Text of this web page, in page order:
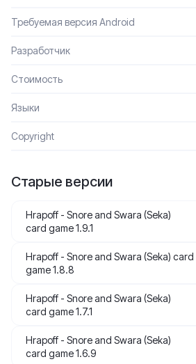
Требуемая версия Android
Разработчик
Стоимость
Языки
Сopyright
Старые версии
Hrapoff - Snore and Swara (Seka)
card game 1.9.1
Hrapoff - Snore and Swara (Seka) card
game 1.8.8
Hrapoff - Snore and Swara (Seka)
card game 1.7.1
Hrapoff - Snore and Swara (Seka)
card game 1.6.9